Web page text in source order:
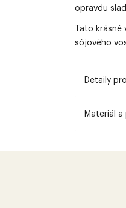
opravdu
Tato
sójového
Detaily
Materiál a